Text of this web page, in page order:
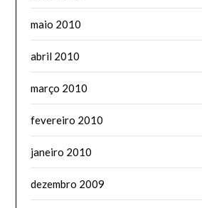
maio 2010
abril 2010
março 2010
fevereiro 2010
janeiro 2010
dezembro 2009